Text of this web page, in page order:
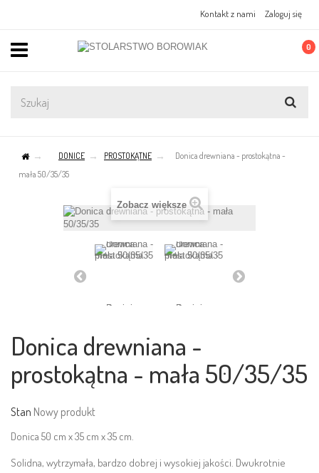
Zaloguj się
Kontakt z nami
0
DONICE PROSTOKĄTNE
Donica drewniana - prostokątna -
mała 50/35/35
Zobacz większe
Donica drewniana -
prostokątna - mała 50/35/35
Stan Nowy produkt
Donica 50 cm x 35 cm x 35 cm.
Solidna, wytrzymała, bardzo dobrej i wysokiej jakości. Dwukrotnie